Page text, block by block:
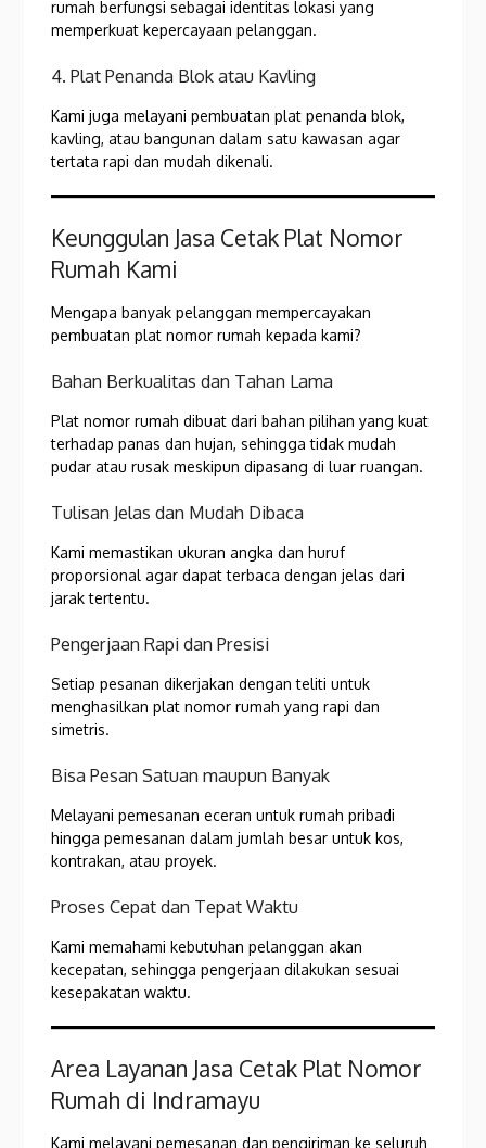
rumah berfungsi sebagai identitas lokasi yang
memperkuat kepercayaan pelanggan.
4. Plat Penanda Blok atau Kavling
Kami juga melayani pembuatan plat penanda blok,
kavling, atau bangunan dalam satu kawasan agar
tertata rapi dan mudah dikenali.
Keunggulan Jasa Cetak Plat Nomor
Rumah Kami
Mengapa banyak pelanggan mempercayakan
pembuatan plat nomor rumah kepada kami?
Bahan Berkualitas dan Tahan Lama
Plat nomor rumah dibuat dari bahan pilihan yang kuat
terhadap panas dan hujan, sehingga tidak mudah
pudar atau rusak meskipun dipasang di luar ruangan.
Tulisan Jelas dan Mudah Dibaca
Kami memastikan ukuran angka dan huruf
proporsional agar dapat terbaca dengan jelas dari
jarak tertentu.
Pengerjaan Rapi dan Presisi
Setiap pesanan dikerjakan dengan teliti untuk
menghasilkan plat nomor rumah yang rapi dan
simetris.
Bisa Pesan Satuan maupun Banyak
Melayani pemesanan eceran untuk rumah pribadi
hingga pemesanan dalam jumlah besar untuk kos,
kontrakan, atau proyek.
Proses Cepat dan Tepat Waktu
Kami memahami kebutuhan pelanggan akan
kecepatan, sehingga pengerjaan dilakukan sesuai
kesepakatan waktu.
Area Layanan Jasa Cetak Plat Nomor
Rumah di Indramayu
Kami melayani pemesanan dan pengiriman ke seluruh